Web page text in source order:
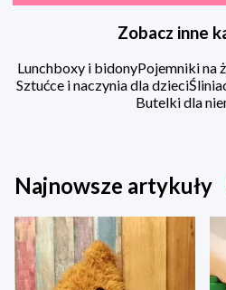
Zobacz inne
Lunchboxy i bidonyPojemniki na
Sztućce i naczynia dla dzieci
Butelki dla
Najnowsze artykuły